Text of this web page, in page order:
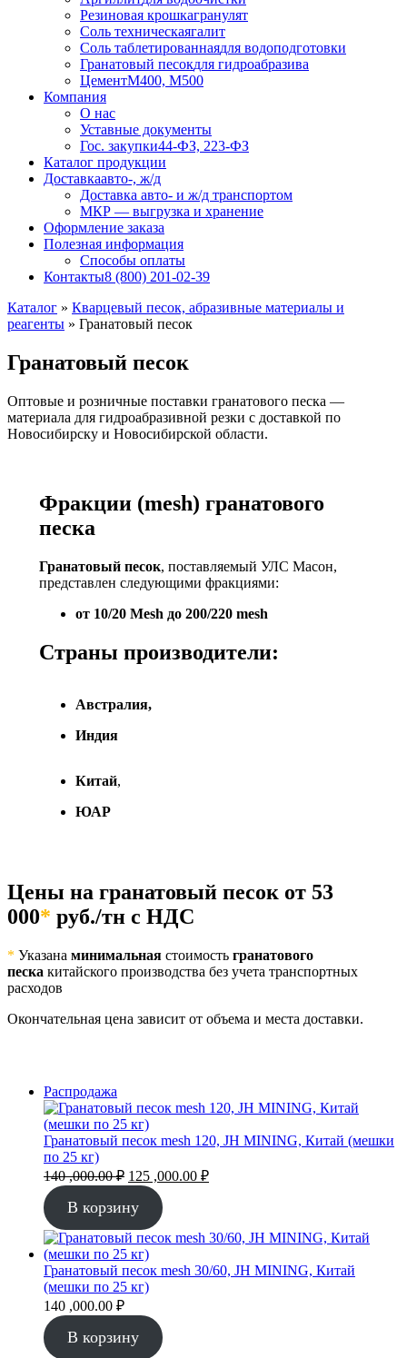
Резиновая крошкагранулят
Соль техническаягалит
Соль таблетированнаядля водоподготовки
Гранатовый песокдля гидроабразива
ЦементМ400, М500
Компания
О нас
Уставные документы
Гос. закупки44-ФЗ, 223-ФЗ
Каталог продукции
Доставкаавто-, ж/д
Доставка авто- и ж/д транспортом
МКР — выгрузка и хранение
Оформление заказа
Полезная информация
Способы оплаты
Контакты8 (800) 201-02-39
Каталог » Кварцевый песок, абразивные материалы и
реагенты » Гранатовый песок
Гранатовый песок
Оптовые и розничные поставки гранатового песка —
материала для гидроабразивной резки с доставкой по
Новосибирску и Новосибирской области.
Фракции (mesh) гранатового
песка
Гранатовый песок, поставляемый УЛС Масон,
представлен следующими фракциями:
от 10/20 Mesh до 200/220 mesh
Страны производители:
Австралия,
Индия
Китай,
ЮАР
Цены на гранатовый песок от 53
000* руб./тн с НДС
* Указана минимальная стоимость гранатового
песка китайского производства без учета транспортных
расходов
Окончательная цена зависит от объема и места доставки.
Распродажа
товар
Гранатовый песок mesh 120, JH MINING, Китай (мешки
по 25 кг)
140 ,000.00₽ Первоначальная
цена
составляла
140
,000.00 ₽.
125 ,000.00 ₽Текущая
В корзину
Гранатовый песок mesh 30/60, JH MINING, Китай
(мешки по 25 кг)
140 ,000.00 ₽
В корзину